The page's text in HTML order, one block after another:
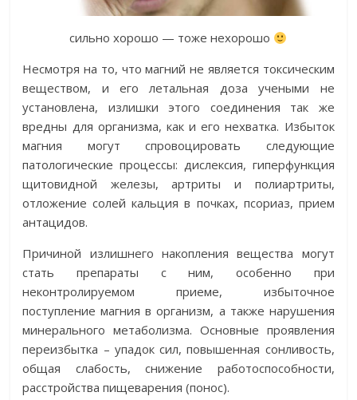
сильно хорошо — тоже нехорошо
Несмотря на то, что магний не является токсическим
веществом, и его летальная доза учеными не
установлена, излишки этого соединения так же
вредны для организма, как и его нехватка. Избыток
магния могут спровоцировать следующие
патологические процессы: дислексия, гиперфункция
щитовидной железы, артриты и полиартриты,
отложение солей кальция в почках, псориаз, прием
антацидов.
Причиной излишнего накопления вещества могут
стать препараты с ним, особенно при
неконтролируемом приеме, избыточное
поступление магния в организм, а также нарушения
минерального метаболизма. Основные проявления
переизбытка – упадок сил, повышенная сонливость,
общая слабость, снижение работоспособности,
расстройства пищеварения (понос).